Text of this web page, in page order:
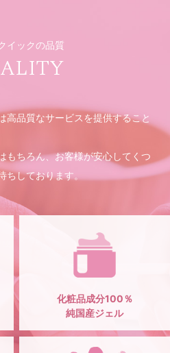
イックの品質
高品質なサービスを提供すること
もちろん、お客様が安心してくつ
ちしております。
化粧品成分100％
純国産ジェル